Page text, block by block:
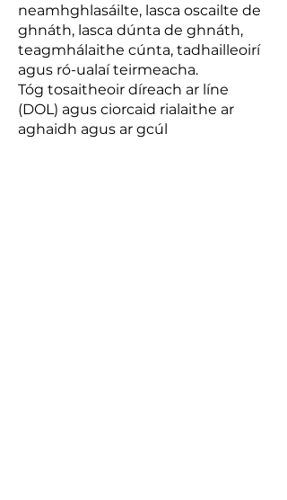
neamhghlasáilte, lasca oscailte de
ghnáth, lasca dúnta de ghnáth,
teagmhálaithe cúnta, tadhailleoirí
agus ró-ualaí teirmeacha.
Tóg tosaitheoir díreach ar líne
(DOL) agus ciorcaid rialaithe ar
aghaidh agus ar gcúl